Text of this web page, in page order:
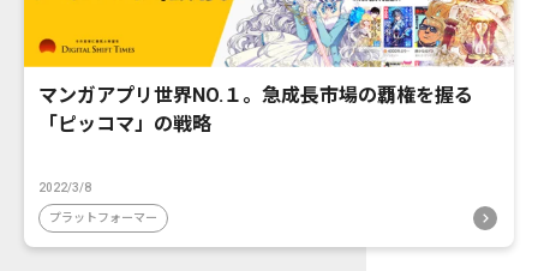
マンガアプリ世界NO.１。急成長市場の覇権を握る
「ピッコマ」の戦略
2022/3/8
プラットフォーマー